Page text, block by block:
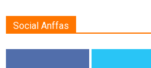
Social Anffas